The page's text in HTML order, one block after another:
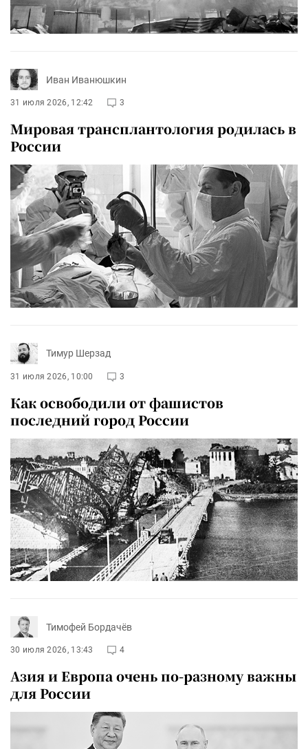
Иван Иванюшкин
31 июля 2026, 12:42 3
Мировая трансплантология родилась в
России
Тимур Шерзад
31 июля 2026, 10:00 3
Как освободили от фашистов
последний город России
Тимофей Бордачёв
30 июля 2026, 13:43 4
Азия и Европа очень по-разному важны
для России